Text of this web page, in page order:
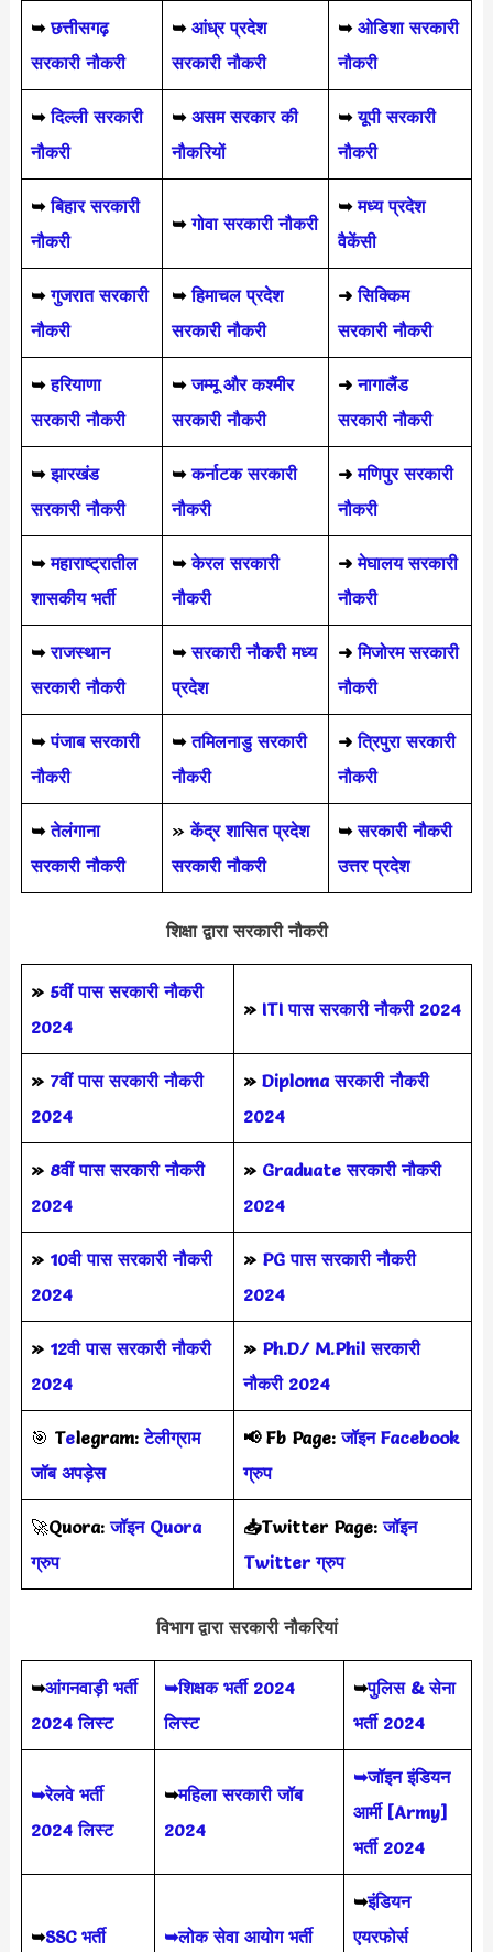
➥ छत्तीसगढ़
सरकारी नौकरी
➥ आंध्र प्रदेश
सरकारी नौकरी
➥ ओडिशा सरकारी
नौकरी
➥ दिल्ली सरकारी
नौकरी
➥ असम सरकार की
नौकरियों
➥ यूपी सरकारी
नौकरी
➥बिहार सरकारी
नौकरी
➥गोवा सरकारी नौकरी
➥ मध्य प्रदेश
वैकेंसी
➥ गुजरात सरकारी
नौकरी
➥हिमाचल प्रदेश
सरकारी नौकरी
➜ सिक्किम
सरकारी नौकरी
➥हरियाणा
सरकारी नौकरी
➥जम्मू और कश्मीर
सरकारी नौकरी
➜ नागालैंड
सरकारी नौकरी
➥ झारखंड
सरकारी नौकरी
➥ कर्नाटक सरकारी
नौकरी
➜ मणिपुर सरकारी
नौकरी
➥ महाराष्ट्रातील
शासकीय भर्ती
➥ केरल सरकारी
नौकरी
➜ मेघालय सरकारी
नौकरी
➥ राजस्थान
सरकारी नौकरी
➥सरकारी नौकरी मध्य
प्रदेश
➜मिजोरम सरकारी
नौकरी
➥ पंजाब सरकारी
नौकरी
➥ तमिलनाडु सरकारी
नौकरी
➜ त्रिपुरा सरकारी
नौकरी
➥तेलंगाना
सरकारी नौकरी
»केंद्र शासित प्रदेश
सरकारी नौकरी
➥ सरकारी नौकरी
उत्तर प्रदेश
शिक्षा द्वारा सरकारी नौकरी
» 5वीं पास सरकारी नौकरी
2024
» ITI पास सरकारी नौकरी 2024
» 7वीं पास सरकारी नौकरी
2024
» Diploma सरकारी नौकरी
2024
» 8वीं पास सरकारी नौकरी
2024
» Graduate सरकारी नौकरी
2024
» 10वी पास सरकारी नौकरी
2024
» PG पास सरकारी नौकरी
2024
» 12वी पास सरकारी नौकरी
2024
» Ph.D/ M.Phil सरकारी
नौकरी 2024
🎯 Telegram: टेलीग्राम
जॉब अपड़ेस
📢 Fb Page:जॉइन Facebook
ग्रुप
🚀Quora:जॉइन Quora
ग्रुप
📥Twitter Page:जॉइन
Twitter ग्रुप
विभाग द्वारा सरकारी नौकरियां
➥आंगनवाड़ी भर्ती
2024 लिस्ट
➥शिक्षक भर्ती 2024
लिस्ट
➥पुलिस & सेना
भर्ती 2024
➥रेलवे भर्ती
2024 लिस्ट
➥महिला सरकारी जॉब
2024
➥जॉइन इंडियन
आर्मी [Army]
भर्ती 2024
➥SSC भर्ती ➥लोक सेवा आयोग भर्ती
➥इंडियन
एयरफोर्स